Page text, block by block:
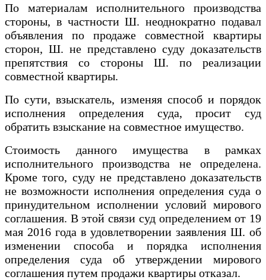
По материалам исполнительного производства
стороны, в частности Ш. неоднократно подавал
объявления по продаже совместной квартиры
сторон, Ш. не представлено суду доказательств
препятствия со стороны Ш. по реализации
совместной квартиры.
По сути, взыскатель, изменяя способ и порядок
исполнения определения суда, просит суд
обратить взыскание на совместное имущество.
Стоимость данного имущества в рамках
исполнительного производства не определена.
Кроме того, суду не представлено доказательств
не возможности исполнения определения суда о
принудительном исполнении условий мирового
соглашения. В этой связи суд определением от 19
мая 2016 года в удовлетворении заявления Ш. об
изменении способа и порядка исполнения
определения суда об утверждении мирового
соглашения путем продажи квартиры отказал.